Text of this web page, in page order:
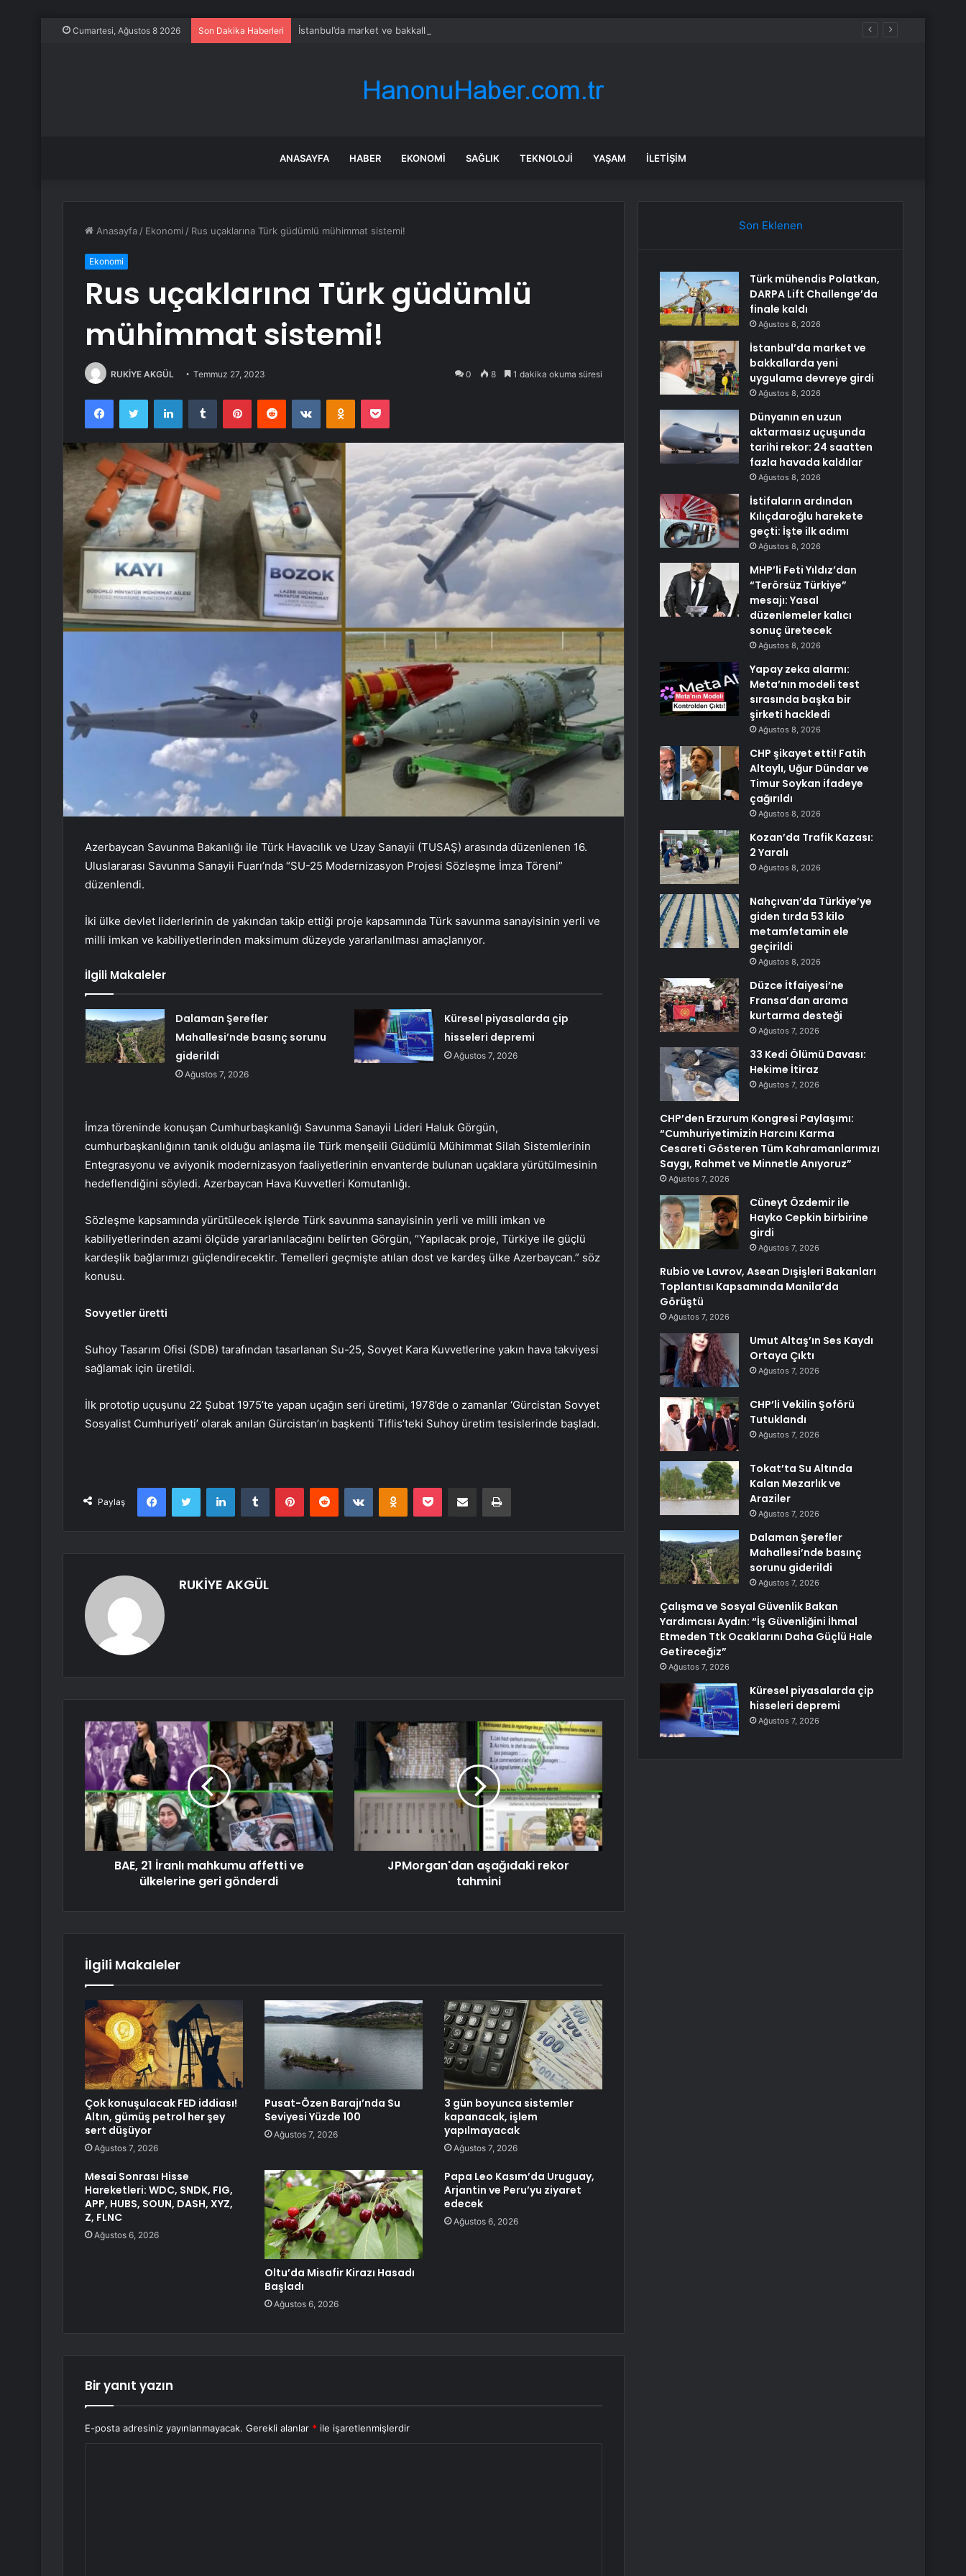
Cumartesi, Ağustos 8 2026 Son Dakika Haberleri İstanbul’da market ve bakkallarda yeni uygulama devreye girdi
ANASAYFA HABER EKONOMI SAĞLIK TEKNOLOJI YAŞAM İLETIŞIM
Anasayfa / Ekonomi / Rus uçaklarına Türk güdümlü mühimmat sistemi!
Ekonomi
Rus uçaklarına Türk güdümlü
mühimmat sistemi!
RUKİYE AKGÜL Temmuz 27, 2023 0 8 1 dakika okuma süresi
FacebookTwitter LinkedInTumblr PinterestReddit VKontakteOdnoklassniki
Pocket
Azerbaycan Savunma Bakanlığı ile Türk Havacılık ve Uzay Sanayii (TUSAŞ) arasında düzenlenen 16.
Uluslararası Savunma Sanayii Fuarı’nda “SU-25 Modernizasyon Projesi Sözleşme İmza Töreni”
düzenlendi.
İki ülke devlet liderlerinin de yakından takip ettiği proje kapsamında Türk savunma sanayisinin yerli ve
milli imkan ve kabiliyetlerinden maksimum düzeyde yararlanılması amaçlanıyor.
İlgili Makaleler
Dalaman Şerefler
Mahallesi’nde basınç sorunu
giderildi
Ağustos 7, 2026
Küresel piyasalarda çip
hisseleri depremi
Ağustos 7, 2026
İmza töreninde konuşan Cumhurbaşkanlığı Savunma Sanayii Lideri Haluk Görgün,
cumhurbaşkanlığının tanık olduğu anlaşma ile Türk menşeili Güdümlü Mühimmat Silah Sistemlerinin
Entegrasyonu ve aviyonik modernizasyon faaliyetlerinin envanterde bulunan uçaklara yürütülmesinin
hedeflendiğini söyledi. Azerbaycan Hava Kuvvetleri Komutanlığı.
Sözleşme kapsamında yürütülecek işlerde Türk savunma sanayisinin yerli ve milli imkan ve
kabiliyetlerinden azami ölçüde yararlanılacağını belirten Görgün, “Yapılacak proje, Türkiye ile güçlü
kardeşlik bağlarımızı güçlendirecektir. Temelleri geçmişte atılan dost ve kardeş ülke Azerbaycan.” söz
konusu.
Sovyetler üretti
Suhoy Tasarım Ofisi (SDB) tarafından tasarlanan Su-25, Sovyet Kara Kuvvetlerine yakın hava takviyesi
sağlamak için üretildi.
İlk prototip uçuşunu 22 Şubat 1975’te yapan uçağın seri üretimi, 1978’de o zamanlar ‘Gürcistan Sovyet
Sosyalist Cumhuriyeti’ olarak anılan Gürcistan’ın başkenti Tiflis’teki Suhoy üretim tesislerinde başladı.
Paylaş
FacebookTwitter LinkedInTumblr PinterestReddit VKontakteOdnoklassniki
Pocket E-Posta ile paylaş Yazdır
RUKİYE AKGÜL
BAE, 21 İranlı mahkumu affetti ve
ülkelerine geri gönderdi
JPMorgan'dan aşağıdaki rekor
tahmini
İlgili Makaleler
Çok konuşulacak FED iddiası!
Altın, gümüş petrol her şey
sert düşüyor
Ağustos 7, 2026
Pusat-Özen Barajı’nda Su
Seviyesi Yüzde 100
Ağustos 7, 2026
3 gün boyunca sistemler
kapanacak, işlem
yapılmayacak
Ağustos 7, 2026
Mesai Sonrası Hisse
Hareketleri: WDC, SNDK, FIG,
APP, HUBS, SOUN, DASH, XYZ,
Z, FLNC
Ağustos 6, 2026
Oltu’da Misafir Kirazı Hasadı
Başladı
Ağustos 6, 2026
Papa Leo Kasım’da Uruguay,
Arjantin ve Peru’yu ziyaret
edecek
Ağustos 6, 2026
Bir yanıt yazın
E-posta adresiniz yayınlanmayacak. Gerekli alanlar * ile işaretlenmişlerdir
Son Eklenen
Türk mühendis Polatkan,
DARPA Lift Challenge’da
finale kaldı
Ağustos 8, 2026
İstanbul’da market ve
bakkallarda yeni
uygulama devreye girdi
Ağustos 8, 2026
Dünyanın en uzun
aktarmasız uçuşunda
tarihi rekor: 24 saatten
fazla havada kaldılar
Ağustos 8, 2026
İstifaların ardından
Kılıçdaroğlu harekete
geçti: İşte ilk adımı
Ağustos 8, 2026
MHP’li Feti Yıldız’dan
“Terörsüz Türkiye”
mesajı: Yasal
düzenlemeler kalıcı
sonuç üretecek
Ağustos 8, 2026
Yapay zeka alarmı:
Meta’nın modeli test
sırasında başka bir
şirketi hackledi
Ağustos 8, 2026
CHP şikayet etti! Fatih
Altaylı, Uğur Dündar ve
Timur Soykan ifadeye
çağırıldı
Ağustos 8, 2026
Kozan’da Trafik Kazası:
2 Yaralı
Ağustos 8, 2026
Nahçıvan’da Türkiye’ye
giden tırda 53 kilo
metamfetamin ele
geçirildi
Ağustos 8, 2026
Düzce İtfaiyesi’ne
Fransa’dan arama
kurtarma desteği
Ağustos 7, 2026
33 Kedi Ölümü Davası:
Hekime İtiraz
Ağustos 7, 2026
CHP’den Erzurum Kongresi Paylaşımı:
“Cumhuriyetimizin Harcını Karma
Cesareti Gösteren Tüm Kahramanlarımızı
Saygı, Rahmet ve Minnetle Anıyoruz”
Ağustos 7, 2026
Cüneyt Özdemir ile
Hayko Cepkin birbirine
girdi
Ağustos 7, 2026
Rubio ve Lavrov, Asean Dışişleri Bakanları
Toplantısı Kapsamında Manila’da
Görüştü
Ağustos 7, 2026
Umut Altaş’ın Ses Kaydı
Ortaya Çıktı
Ağustos 7, 2026
CHP’li Vekilin Şoförü
Tutuklandı
Ağustos 7, 2026
Tokat’ta Su Altında
Kalan Mezarlık ve
Araziler
Ağustos 7, 2026
Dalaman Şerefler
Mahallesi’nde basınç
sorunu giderildi
Ağustos 7, 2026
Çalışma ve Sosyal Güvenlik Bakan
Yardımcısı Aydın: “İş Güvenliğini İhmal
Etmeden Ttk Ocaklarını Daha Güçlü Hale
Getireceğiz”
Ağustos 7, 2026
Küresel piyasalarda çip
hisseleri depremi
Ağustos 7, 2026